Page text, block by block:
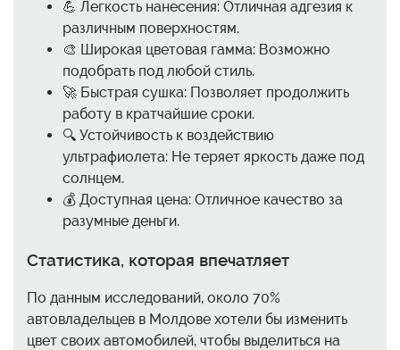
💪 Легкость нанесения: Отличная адгезия к
различным поверхностям.
🎨 Широкая цветовая гамма: Возможно
подобрать под любой стиль.
🚀 Быстрая сушка: Позволяет продолжить
работу в кратчайшие сроки.
🔍 Устойчивость к воздействию
ультрафиолета: Не теряет яркость даже под
солнцем.
💰 Доступная цена: Отличное качество за
разумные деньги.
Статистика, которая впечатляет
По данным исследований, около 70%
автовладельцев в Молдове хотели бы изменить
цвет своих автомобилей, чтобы выделиться на